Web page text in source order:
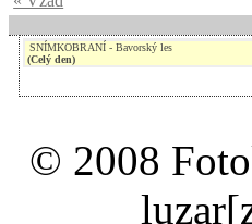
SNÍMKOBRANÍ - Bavorský les
(Celý den)
© 2008
luzar